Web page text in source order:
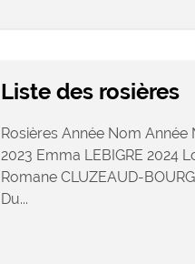
Liste des rosières
Rosières Année Nom
2023 Emma LEBIGRE 2024
Romane CLUZEAUD-
Du...